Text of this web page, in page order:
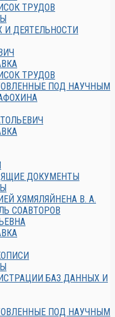
ТРУДОВ
И ДЕЯТЕЛЬНОСТИ
ТРУДОВ
ПОД НАУЧНЫМ
ДОКУМЕНТЫ
ХЯМЯЛЯЙНЕНА В. А.
СОАВТОРОВ
БАЗ ДАННЫХ И
ПОД НАУЧНЫМ